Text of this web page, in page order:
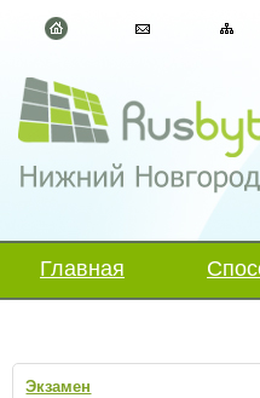
Главная
Экзамен